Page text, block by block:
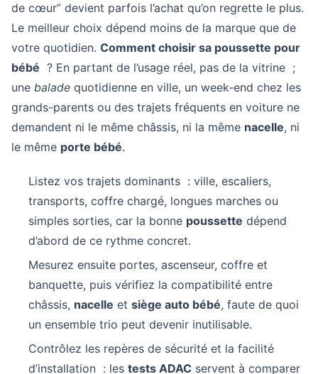
de cœur” devient parfois l’achat qu’on regrette le plus.
Le meilleur choix dépend moins de la marque que de
votre quotidien. Comment choisir sa poussette pour
bébé ? En partant de l’usage réel, pas de la vitrine ;
une balade quotidienne en ville, un week-end chez les
grands-parents ou des trajets fréquents en voiture ne
demandent ni le même châssis, ni la même nacelle, ni
le même porte bébé.
Listez vos trajets dominants : ville, escaliers,
transports, coffre chargé, longues marches ou
simples sorties, car la bonne poussette dépend
d’abord de ce rythme concret.
Mesurez ensuite portes, ascenseur, coffre et
banquette, puis vérifiez la compatibilité entre
châssis, nacelle et siège auto bébé, faute de quoi
un ensemble trio peut devenir inutilisable.
Contrôlez les repères de sécurité et la facilité
d’installation : les tests ADAC servent à comparer